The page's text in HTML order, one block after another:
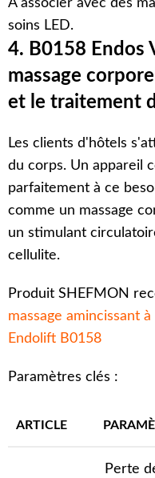
À associer avec des
soins LED.
4. B0158 Endos
massage
et le traitement
Les clients d'hôtels
du corps. Un appareil
parfaitement à ce
comme un massage
un stimulant
cellulite.
Produit SHEFMON
massage amincissant
Endolift B0158
Paramètres clés :
ARTICLE
Perte